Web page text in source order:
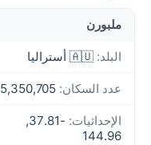
ملبورن
البلد: 🇦🇺 أستراليا
عدد السكان:
الإحداثيات:
-37.81,
144.96